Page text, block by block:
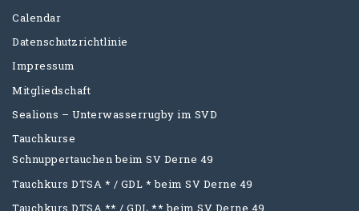
Calendar
Datenschutzrichtlinie
Impressum
Mitgliedschaft
Sealions – Unterwasserrugby im SVD
Tauchkurse
Schnuppertauchen beim SV Derne 49
Tauchkurs DTSA * / GDL * beim SV Derne 49
Tauchkurs DTSA ** / GDL ** beim SV Derne 49